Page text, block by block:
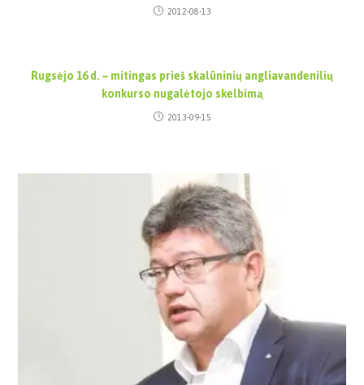
2012-08-13
Rugsėjo 16 d. – mitingas prieš skalūninių angliavandenilių
konkurso nugalėtojo skelbimą
2013-09-15